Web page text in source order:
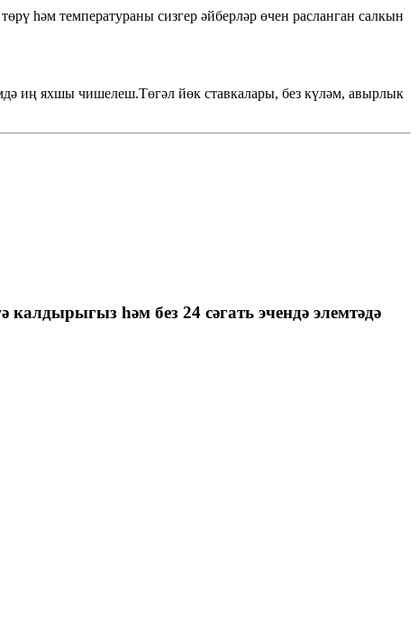
һәм температураны сизгер әйберләр өчен расланган салкын
иң яхшы чишелеш.Төгәл йөк ставкалары, без күләм, авырлык
һәм без 24 сәгать эчендә элемтәдә